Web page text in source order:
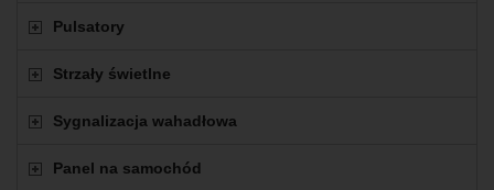
Pulsatory
Strzały świetlne
Sygnalizacja wahadłowa
Panel na samochód